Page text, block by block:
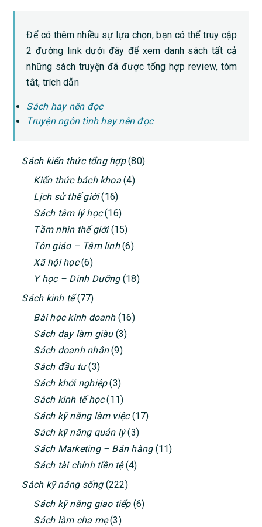
Để có thêm nhiều sự lựa chọn, bạn có thể truy cập
2 đường link dưới đây để xem danh sách tất cả
những sách truyện đã được tổng hợp review, tóm
tắt, trích dẫn
Sách hay nên đọc
Truyện ngôn tình hay nên đọc
PRIMARY
SIDEBAR
Sách kiến thức tổng hợp(80)
Kiến thức bách khoa(4)
Lịch sử thế giới(16)
Sách tâm lý học(16)
Tầm nhìn thế giới(15)
Tôn giáo – Tâm linh(6)
Xã hội học(6)
Y học – Dinh Dưỡng(18)
Sách kinh tế(77)
Bài học kinh doanh(16)
Sách dạy làm giàu(3)
Sách doanh nhân(9)
Sách đầu tư(3)
Sách khởi nghiệp(3)
Sách kinh tế học(11)
Sách kỹ năng làm việc(17)
Sách kỹ năng quản lý(3)
Sách Marketing – Bán hàng(11)
Sách tài chính tiền tệ(4)
Sách kỹ năng sống(222)
Sách kỹ năng giao tiếp(6)
Sách làm cha mẹ(3)